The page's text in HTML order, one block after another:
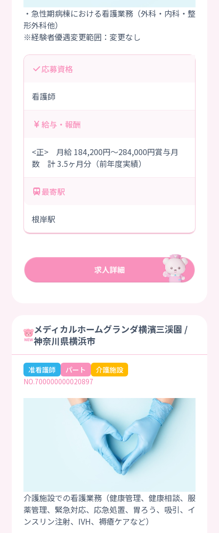
・急性期病棟における看護業務（外科・内科・整
形外科他）
応募資格
看護師
給与・報酬
<正> 月給 184,200円～284,000円賞与月
数 計 3.5ヶ月分（前年度実績）
最寄駅
根岸駅
メディカルホームグランダ横濱三渓園 /
神奈川県横浜市
准看護師 パート
介護施設
NO.700000000020897
介護施設での看護業務（健康管理、健康相談、服
薬管理、緊急対応、応急処置、胃ろう、吸引、イ